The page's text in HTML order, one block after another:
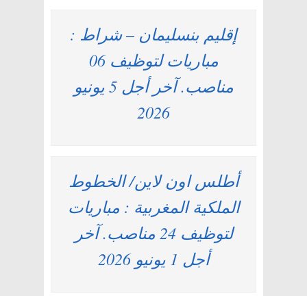
إقليم بنسليمان – شراط :
مباريات لتوظيف 06
مناصب. آخر أجل 5 يونيو
2026
أطلس اون لاين/ الخطوط
الملكية المغربية : مباريات
لتوظيف 24 مناصب. آخر
أجل 1 يونيو 2026